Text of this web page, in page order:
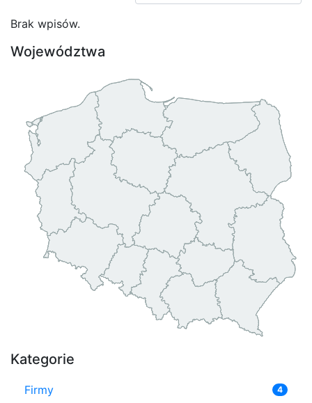
Brak wpisów.
Województwa
Kategorie
Firmy 4